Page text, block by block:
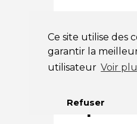
Ce site utilise des
garantir la
utilisateur Voir
Refuser
05 25
Courtage
12 Avenue
01 89